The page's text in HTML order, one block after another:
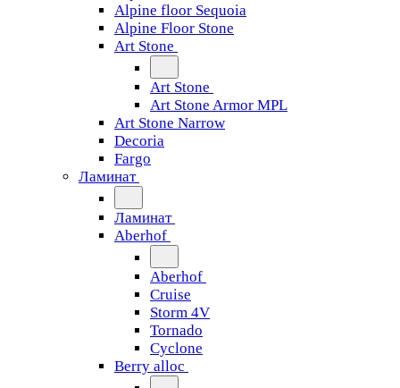
Alpine floor Sequoia
Alpine Floor Stone
Art Stone
Art Stone
Art Stone Armor MPL
Art Stone Narrow
Decoria
Fargo
Ламинат
Ламинат
Aberhof
Aberhof
Cruise
Storm 4V
Tornado
Сyclone
Berry alloc